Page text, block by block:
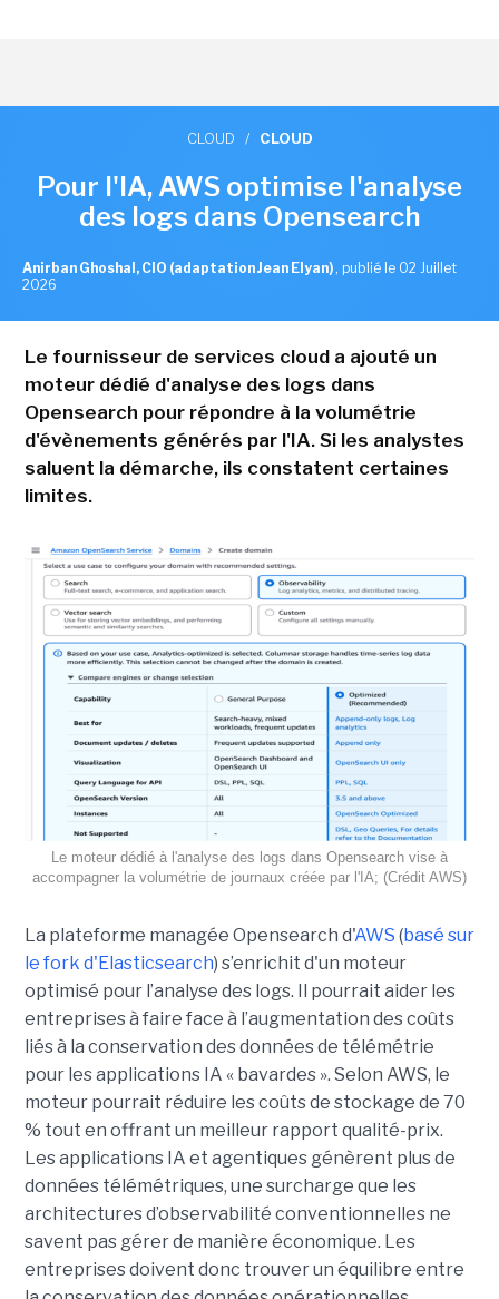
CLOUD / CLOUD
Pour l'IA, AWS optimise l'analyse
des logs dans Opensearch
Anirban Ghoshal, CIO (adaptation Jean Elyan) , publié le 02 Juillet
2026
Le fournisseur de services cloud a ajouté un
moteur dédié d'analyse des logs dans
Opensearch pour répondre à la volumétrie
d'évènements générés par l'IA. Si les analystes
saluent la démarche, ils constatent certaines
limites.
Le moteur dédié à l'analyse des logs dans Opensearch vise à
accompagner la volumétrie de journaux créée par l'IA; (Crédit AWS)
La plateforme managée Opensearch d'AWS (basé sur
le fork d'Elasticsearch) s’enrichit d'un moteur
optimisé pour l’analyse des logs. Il pourrait aider les
entreprises à faire face à l’augmentation des coûts
liés à la conservation des données de télémétrie
pour les applications IA « bavardes ». Selon AWS, le
moteur pourrait réduire les coûts de stockage de 70
% tout en offrant un meilleur rapport qualité-prix.
Les applications IA et agentiques génèrent plus de
données télémétriques, une surcharge que les
architectures d’observabilité conventionnelles ne
savent pas gérer de manière économique. Les
entreprises doivent donc trouver un équilibre entre